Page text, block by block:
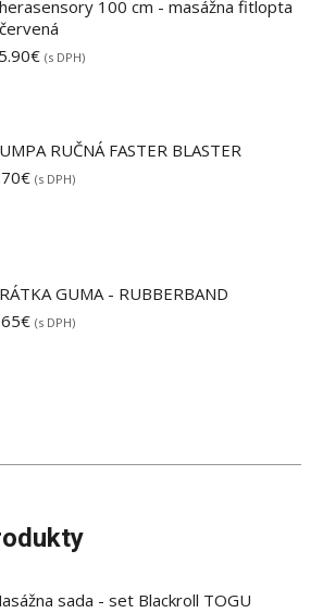
100 cm - masážna fitlopta
€ (s DPH)
RUČNÁ FASTER BLASTER
€ (s DPH)
GUMA - RUBBERBAND
€ (s DPH)
sada - set Blackroll TOGU